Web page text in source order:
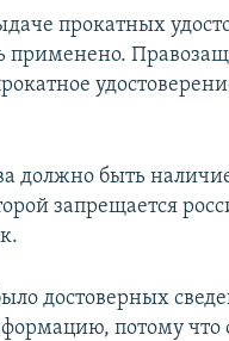
прокатных
применено.
должно быть
запрещается
достоверных
потому что